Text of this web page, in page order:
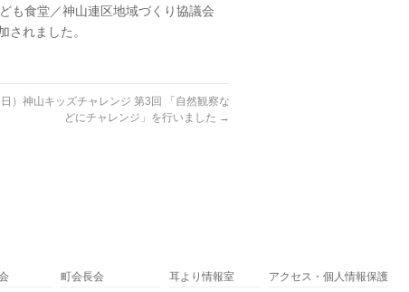
も食堂／神山連区地域づくり協議会
されました。
）神山キッズチャレンジ 第3回 「自然観察な
どにチャレンジ」を行いました →
町会長会 耳より情報室 アクセス・個人情報保護